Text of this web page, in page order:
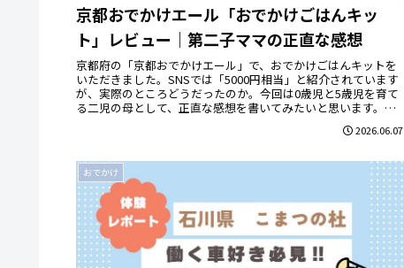
京都おでかけエール「おでかけごはんキッ
ト」レビュー｜第二子ママの正直な感想
京都府の「京都おでかけエール」で、おでかけごはんキットを
いただきました。SNSでは「5000円相当」と紹介されています
が、実際のところどうだったのか。今回は0歳児と5歳児を育て
る二児の母として、正直な感想を書いてみたいと思います。京
2026.06.07
おでかけ